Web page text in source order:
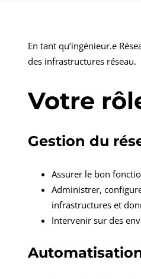
En tant qu’ingénieur.e
des infrastructures réseau.
Votre
Gestion du
Assurer le bon
Administrer,
infrastructures et
Intervenir sur des